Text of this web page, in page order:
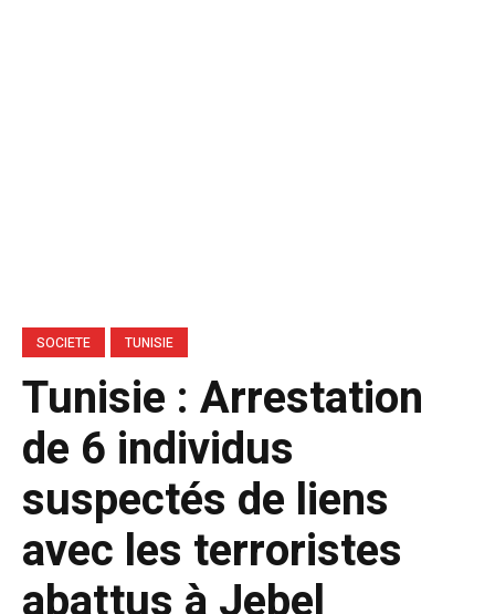
SOCIETE TUNISIE
Tunisie : Arrestation
de 6 individus
suspectés de liens
avec les terroristes